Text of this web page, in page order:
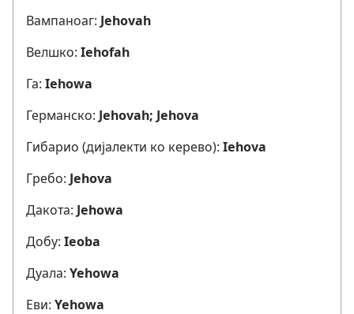
Вампаноаг: Jehovah
Велшко: Iehofah
Га: Iehowa
Германско: Jehovah; Jehova
Гибарио (дијалекти ко керево): Iehova
Гребо: Jehova
Дакота: Jehowa
Добу: Ieoba
Дуала: Yehowa
Еви: Yehowa